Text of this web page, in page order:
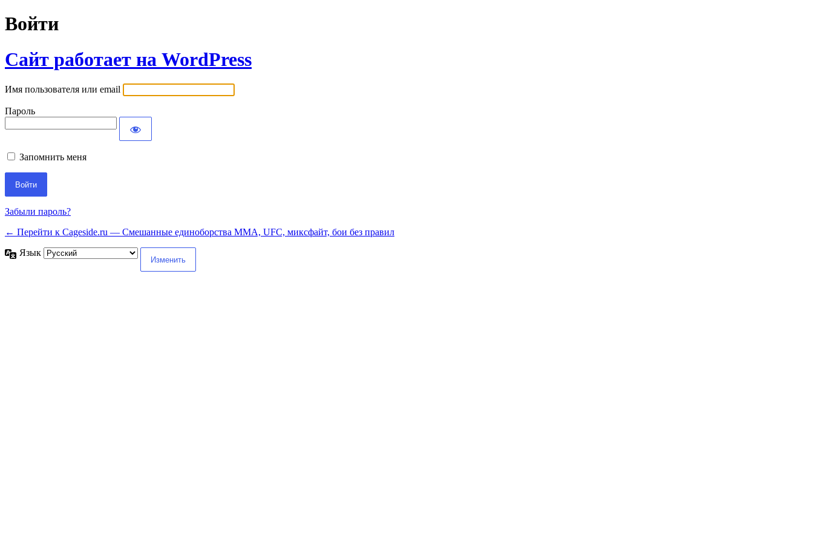
Войти
Сайт работает на WordPress
Имя пользователя или email
Пароль
Запомнить меня
Забыли пароль?
← Перейти к Cageside.ru — Смешанные единоборства MMA, UFC, миксфайт, бои без правил
Язык